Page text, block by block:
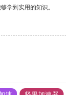
学到实用的知识。